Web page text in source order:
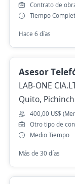
Contrato de
Tiempo
Hace 6 días
Asesor
LAB-ONE
Quito,
400,00 US$
Otro tipo de
Medio Tiempo
Más de 30 días